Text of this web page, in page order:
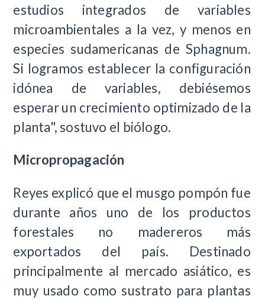
estudios integrados de variables
microambientales a la vez, y menos en
especies sudamericanas de Sphagnum.
Si logramos establecer la configuración
idónea de variables, debiésemos
esperar un crecimiento optimizado de la
planta", sostuvo el biólogo.
Micropropagación
Reyes explicó que el musgo pompón fue
durante años uno de los productos
forestales no madereros más
exportados del país. Destinado
principalmente al mercado asiático, es
muy usado como sustrato para plantas